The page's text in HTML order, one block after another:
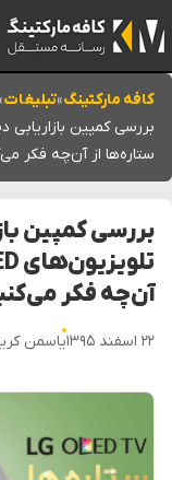
کافه مارکتینگ»تبلیغات
ستاره‌ها از آن‌چه فکر
بررسی کمپین
آن‌چه فکر
۲۲ اسفند ۱۳۹۵ یاسمن